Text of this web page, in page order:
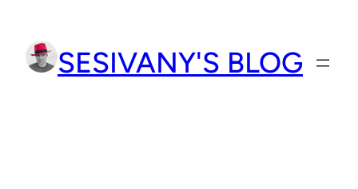
obsah
SESIVANY'S BLOG